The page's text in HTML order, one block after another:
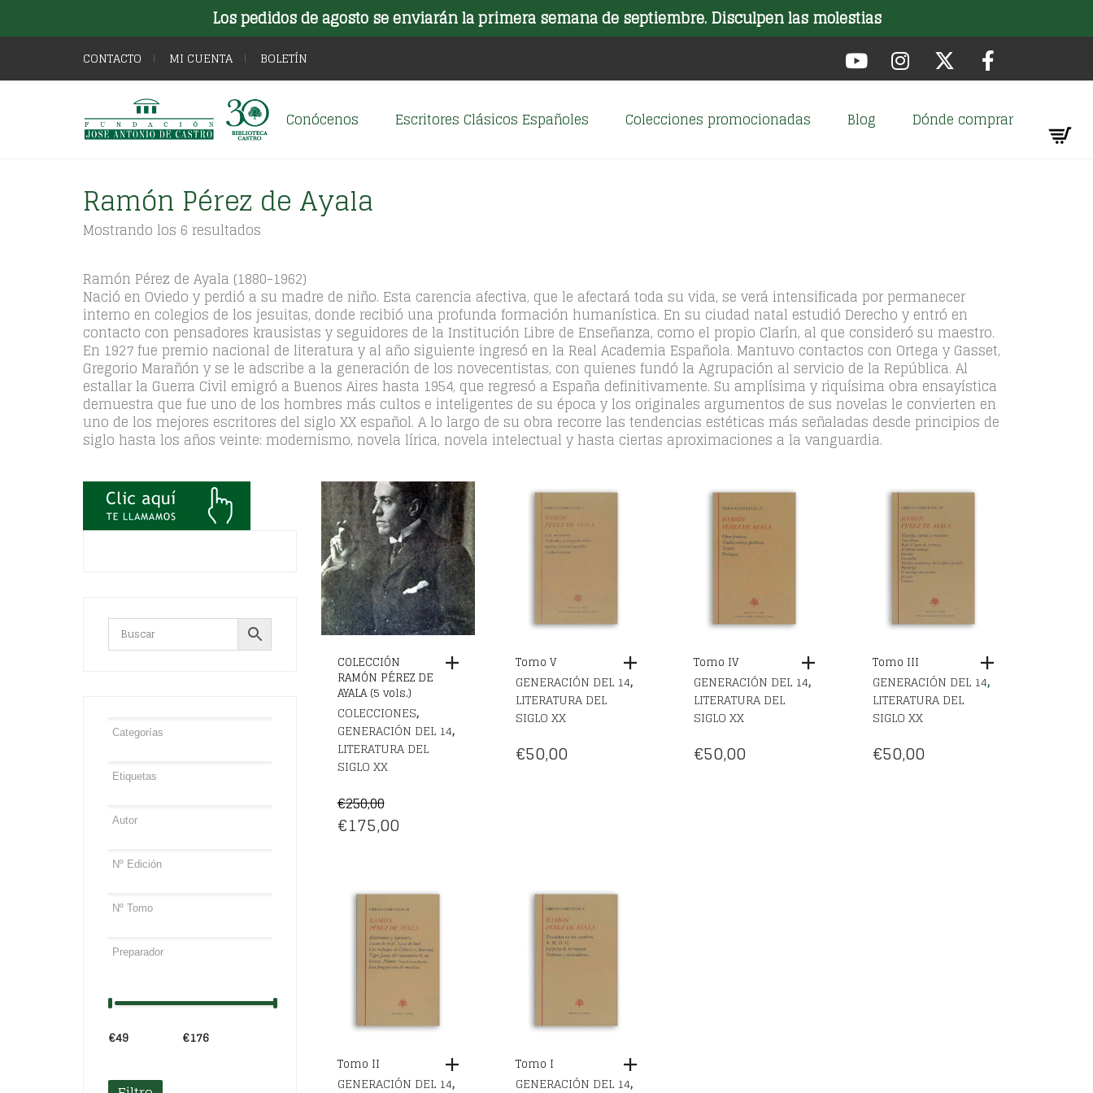
Los pedidos de agosto se enviarán la primera semana de septiembre. Disculpen las molestias
CONTACTO MI CUENTA BOLETÍN
Conócenos Escritores Clásicos Españoles Colecciones promocionadas Blog Dónde comprar
Ramón Pérez de Ayala
Mostrando los 6 resultados
Ramón Pérez de Ayala (1880-1962)
Nació en Oviedo y perdió a su madre de niño. Esta carencia afectiva, que le afectará toda su vida, se verá intensificada por permanecer
interno en colegios de los jesuitas, donde recibió una profunda formación humanística. En su ciudad natal estudió Derecho y entró en
contacto con pensadores krausistas y seguidores de la Institución Libre de Enseñanza, como el propio Clarín, al que consideró su maestro.
En 1927 fue premio nacional de literatura y al año siguiente ingresó en la Real Academia Española. Mantuvo contactos con Ortega y Gasset,
Gregorio Marañón y se le adscribe a la generación de los novecentistas, con quienes fundó la Agrupación al servicio de la República. Al
estallar la Guerra Civil emigró a Buenos Aires hasta 1954, que regresó a España definitivamente. Su amplísima y riquísima obra ensayística
demuestra que fue uno de los hombres más cultos e inteligentes de su época y los originales argumentos de sus novelas le convierten en
uno de los mejores escritores del siglo XX español. A lo largo de su obra recorre las tendencias estéticas más señaladas desde principios de
siglo hasta los años veinte: modernismo, novela lírica, novela intelectual y hasta ciertas aproximaciones a la vanguardia.
COLECCIÓN
RAMÓN PÉREZ DE
AYALA (5 vols.)
COLECCIONES,
GENERACIÓN DEL 14,
LITERATURA DEL
SIGLO XX
€250,00
EL
ERA:
€250,00.
€175,00EL
ES:
€175,00.
Tomo V
GENERACIÓN DEL 14,
LITERATURA DEL
SIGLO XX
€50,00
Tomo IV
GENERACIÓN DEL 14,
LITERATURA DEL
SIGLO XX
€50,00
Tomo III
GENERACIÓN DEL 14,
LITERATURA DEL
SIGLO XX
€50,00
Tomo II
GENERACIÓN DEL 14,
Tomo I
GENERACIÓN DEL 14,
€49 €176